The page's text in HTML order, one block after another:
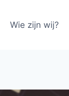
Wie zijn wij?